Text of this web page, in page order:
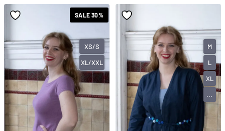
SALE 30%
XS/S
XL/XXL
M
L
XL
...